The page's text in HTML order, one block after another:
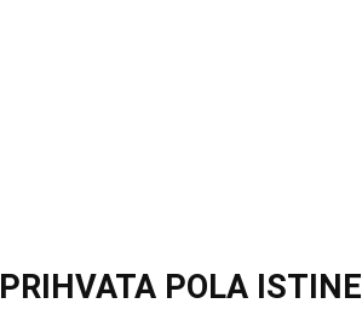
POLA ISTINE